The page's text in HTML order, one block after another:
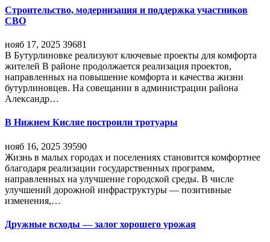
Строительство, модернизация и поддержка участников
СВО
нояб 17, 2025 39681
В Бутурлиновке реализуют ключевые проекты для комфорта
жителей В районе продолжается реализация проектов,
направленных на повышение комфорта и качества жизни
бутурлиновцев. На совещании в администрации района
Александр…
В Нижнем Кисляе построили тротуары
нояб 16, 2025 39590
Жизнь в малых городах и поселениях становится комфортнее
благодаря реализации государственных программ,
направленных на улучшение городской среды. В числе
улучшений дорожной инфраструктуры — позитивные
изменения,…
Дружные всходы — залог хорошего урожая